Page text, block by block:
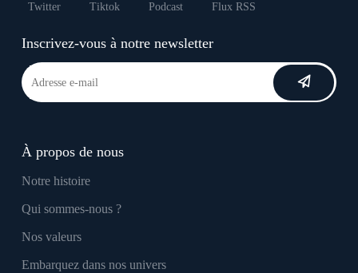
Twitter Tiktok Podcast Flux RSS
Inscrivez-vous à notre newsletter
À propos de nous
Notre histoire
Qui sommes-nous ?
Nos valeurs
Embarquez dans nos univers